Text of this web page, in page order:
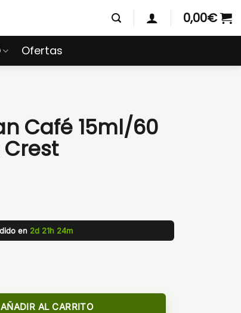
0,00€
Ofertas
Café 15ml/60
en 2d 21h 24m
- Kings Crest cantidad
AÑADIR AL CARRITO